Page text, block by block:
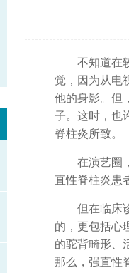
不知道在较
觉，因为从电
他的身影。但
子。这时，也
脊柱炎所致。
在演艺圈，
直性脊柱炎患
但在临床诊
的，更包括心
的驼背畸形、
那么，强直性